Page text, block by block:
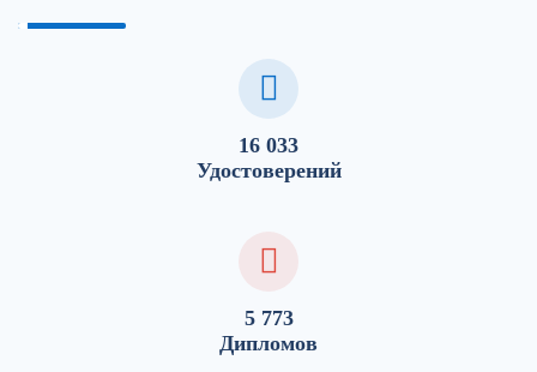
16 033
Удостоверений
5 773
Дипломов